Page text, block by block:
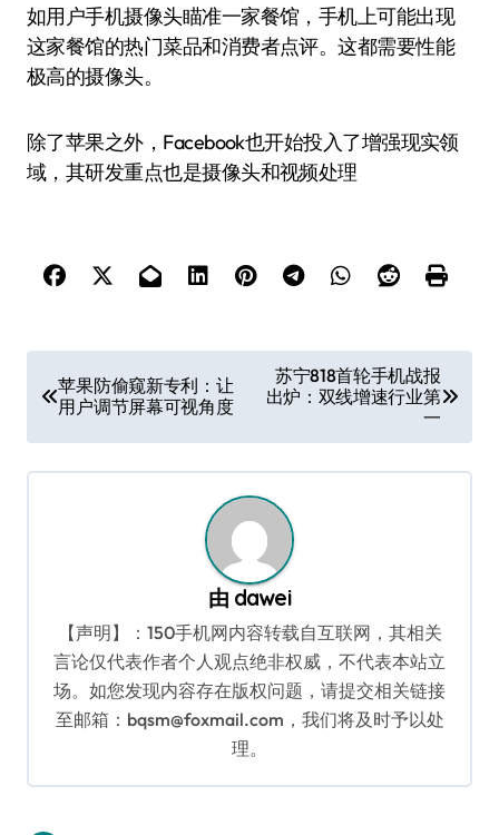
如用户手机摄像头瞄准一家餐馆，手机上可能出现
这家餐馆的热门菜品和消费者点评。这都需要性能
极高的摄像头。
除了苹果之外，Facebook也开始投入了增强现实领
域，其研发重点也是摄像头和视频处理
章
导
航
苹果防偷窥新专利：让
用户调节屏幕可视角度
苏宁818首轮手机战报
出炉：双线增速行业第
一
由 dawei
【声明】：150手机网内容转载自互联网，其相关
言论仅代表作者个人观点绝非权威，不代表本站立
场。如您发现内容存在版权问题，请提交相关链接
至邮箱：bqsm@foxmail.com，我们将及时予以处
理。